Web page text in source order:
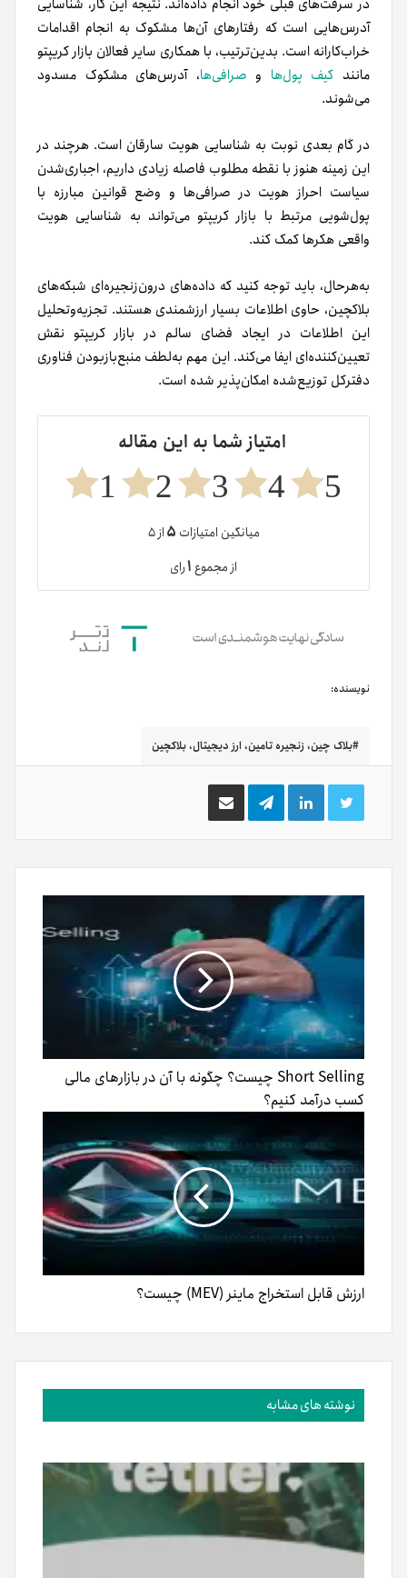
آدرس‌هایی است که رفتارهای آن‌ها مشکوک به انجام اقدامات
خراب‌کارانه است. بدین‌ترتیب، با همکاری سایر فعالان بازار کریپتو
مانند کیف پول‌ها و صرافی‌ها، آدرس‌های مشکوک مسدود
می‌شوند.
در گام بعدی نوبت به شناسایی هویت سارقان است. هرچند در
این زمینه هنوز با نقطه مطلوب فاصله زیادی داریم، اجباری‌شدن
سیاست احراز هویت در صرافی‌ها و وضع قوانین مبارزه با
پول‌شویی مرتبط با بازار کریپتو می‌تواند به شناسایی هویت
واقعی هکرها کمک کند.
به‌هر‌حال، باید توجه کنید که داده‌های درون‌زنجیره‌ای شبکه‌های
بلاکچین، حاوی اطلاعات بسیار ارزشمندی هستند. تجزیه‌و‌تحلیل
این اطلاعات در ایجاد فضای سالم در بازار کریپتو نقش
تعیین‌کننده‌ای ایفا می‌کند. این مهم به‌لطف منبع‌‌بازبودن فناوری
دفترکل توزیع‌شده امکان‌پذیر شده است.
امتیاز شما به این مقاله
5
4
3
2
1
میانگین امتیازات ۵از ۵
از مجموع۱رای
نویسنده:
بلاک چین، زنجیره تامین، ارز دیجیتال، بلاکچین
توییتر لینکدینتلگرام اشتراک
گذاری
ایمیل
Short Selling چیست؟ چگونه با آن در بازارهای مالی
کسب درآمد کنیم؟
ارزش قابل استخراج ماینر (MEV) چیست؟
نوشته های مشابه